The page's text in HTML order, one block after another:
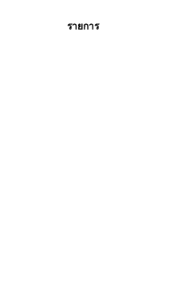
รายการ